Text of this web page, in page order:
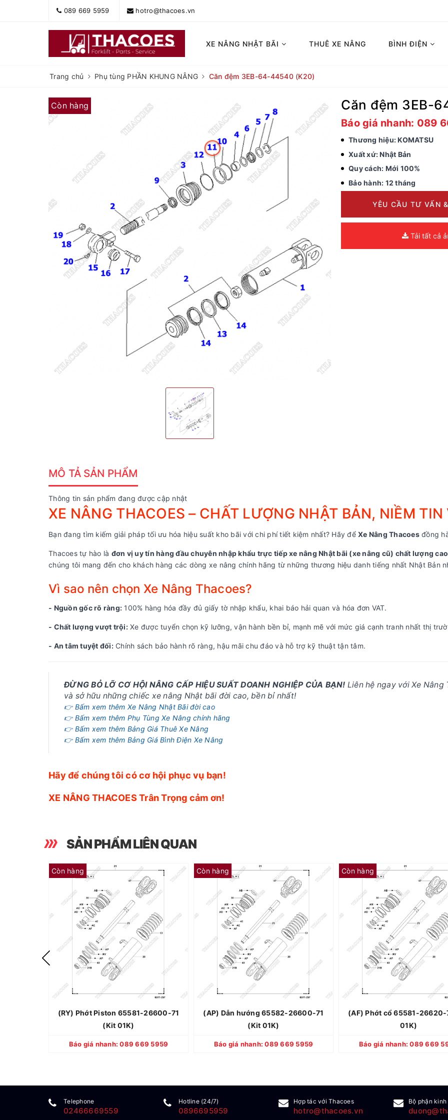
089 669 5959 hotro@thacoes.vn
XE NÂNG NHẬT BÃI THUÊ XE NÂNG BÌNH ĐIỆN
Trang chủ Phụ tùng PHẦN KHUNG NÂNG Căn đệm 3EB-64-44540 (K20)
Còn hàng Căn đệm 3EB-
Báo giá nhanh: 089
Thương hiệu: KOMATSU
Xuất xứ: Nhật Bản
Quy cách: Mới 100%
Bảo hành: 12 tháng
YÊU CẦU TƯ VẤN
Tải tất cả
MÔ TẢ SẢN PHẨM
Thông tin sản phẩm đang được cập nhật
XE NÂNG THACOES – CHẤT LƯỢNG NHẬT BẢN, NIỀM
Bạn đang tìm kiếm giải pháp tối ưu hóa hiệu suất kho bãi với chi phí tiết kiệm nhất? Hãy để Xe Nâng Thacoesđồng
Thacoes tự hào là đơn vị uy tín hàng đầu chuyên nhập khẩu trực tiếp xe nâng Nhật bãi (xe nâng cũ) chất lượng cao
chúng tôi mang đến cho khách hàng các dòng xe nâng chính hãng từ những thương hiệu danh tiếng nhất Nhật Bản
Vì sao nên chọn Xe Nâng Thacoes?
- Nguồn gốc rõ ràng: 100% hàng hóa đầy đủ giấy tờ nhập khẩu, khai báo hải quan và hóa đơn VAT.
- Chất lượng vượt trội:Xe được tuyển chọn kỹ lưỡng, vận hành bền bỉ, mạnh mẽ với mức giá cạnh tranh nhất thị
- An tâm tuyệt đối:Chính sách bảo hành rõ ràng, hậu mãi chu đáo và hỗ trợ kỹ thuật tận tâm.
ĐỪNG BỎ LỠ CƠ HỘI NÂNG CẤP HIỆU SUẤT DOANH NGHIỆP CỦA BẠN! Liên hệ ngay với Xe
và sở hữu những chiếc xe nâng Nhật bãi đời cao, bền bỉ nhất!
👉 Bấm xem thêm Xe Nâng Nhật Bãi đời cao
👉 Bấm xem thêm Phụ Tùng Xe Nâng chính hãng
👉 Bấm xem thêm Bảng Giá Thuê Xe Nâng
👉 Bấm xem thêm Bảng Giá Bình Điện Xe Nâng
Hãy để chúng tôi có cơ hội phục vụ bạn!
XE NÂNG THACOES Trân Trọng cảm ơn!
SẢN PHẨM LIÊN QUAN
Còn hàng
(RY) Phớt Piston 65581-26600-71
(Kit 01K)
Báo giá nhanh: 089 669 5959
(RY) Phớt Piston 65581-26600-71 (Kit 01K)
Thương hiệu: TOYOTA
Xuất xứ: Nhật Bản
Quy cách: Mới 100%
Bảo hành: 12 tháng
Còn hàng
(AP) Dẫn hướng 65582-26600-71
(Kit 01K)
Báo giá nhanh: 089 669 5959
(AP) Dẫn hướng 65582-26600-71 (Kit 01K)
Thương hiệu: TOYOTA
Xuất xứ: Nhật Bản
Quy cách: Mới 100%
Bảo hành: 12 tháng
Còn hàng
(AF) Phớt cổ 65581-26620-
01K)
Báo giá nhanh: 089 669
(AF) Phớt cổ 65581-26620-71 (Kit 01K)
Thương hiệu:
Xuất xứ:
Quy cách:
Bảo hành:
Telephone
02466669559
Hotline (24/7)
0896695959
Hợp tác với Thacoes
hotro@thacoes.vn
Bộ phận